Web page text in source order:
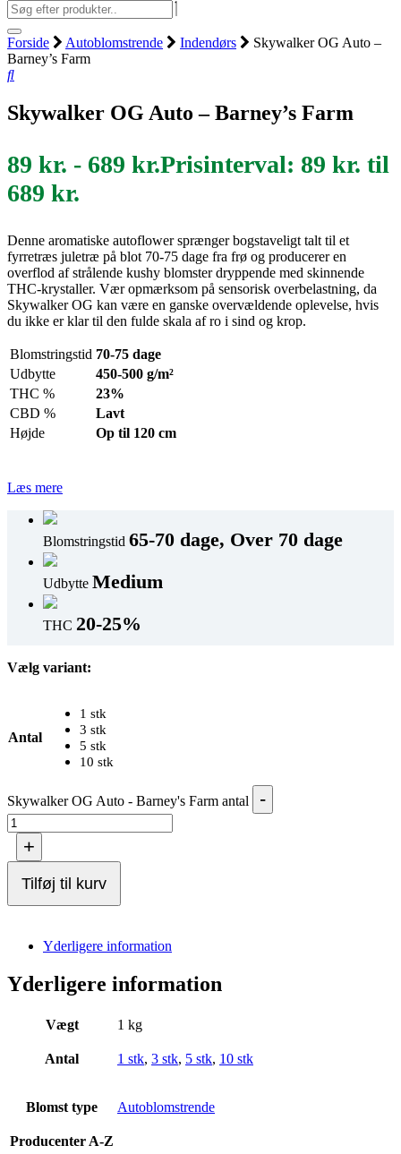
Forside Autoblomstrende Indendørs
Skywalker OG Auto –
Barney’s Farm
Skywalker OG Auto – Barney’s Farm
89 kr. - 689 kr.Prisinterval: 89 kr. til
689 kr.
Denne aromatiske autoflower sprænger bogstaveligt talt til et
fyrretræs juletræ på blot 70-75 dage fra frø og producerer en
overflod af strålende kushy blomster dryppende med skinnende
THC-krystaller. Vær opmærksom på sensorisk overbelastning, da
Skywalker OG kan være en ganske overvældende oplevelse, hvis
du ikke er klar til den fulde skala af ro i sind og krop.
Blomstringstid 70-75 dage
Udbytte
450-500 g/m²
THC %
23%
CBD %
Lavt
Højde
Op til 120 cm
Læs mere
Blomstringstid 65-70 dage, Over 70 dage
Udbytte Medium
THC 20-25%
Vælg variant:
Antal
1 stk
3 stk
5 stk
10 stk
Skywalker OG Auto - Barney's Farm antal -
+
Tilføj til kurv
Yderligere information
Yderligere information
Vægt 1 kg
Antal 1 stk, 3 stk, 5 stk, 10 stk
Blomst type Autoblomstrende
Producenter A-Z